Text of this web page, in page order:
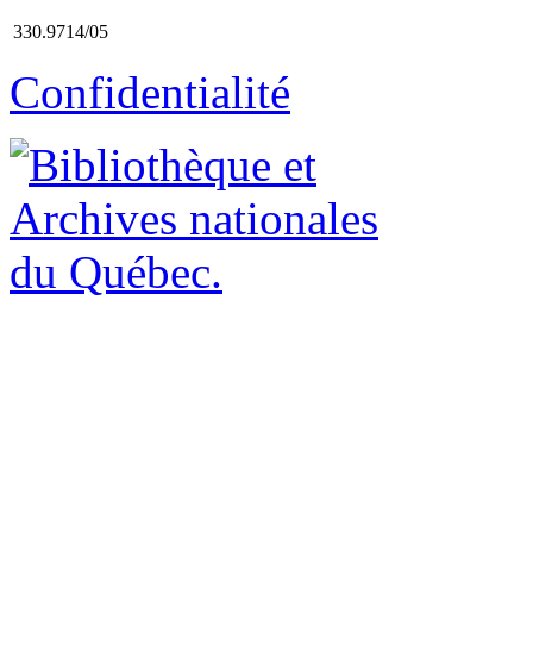
330.9714/05
Confidentialité